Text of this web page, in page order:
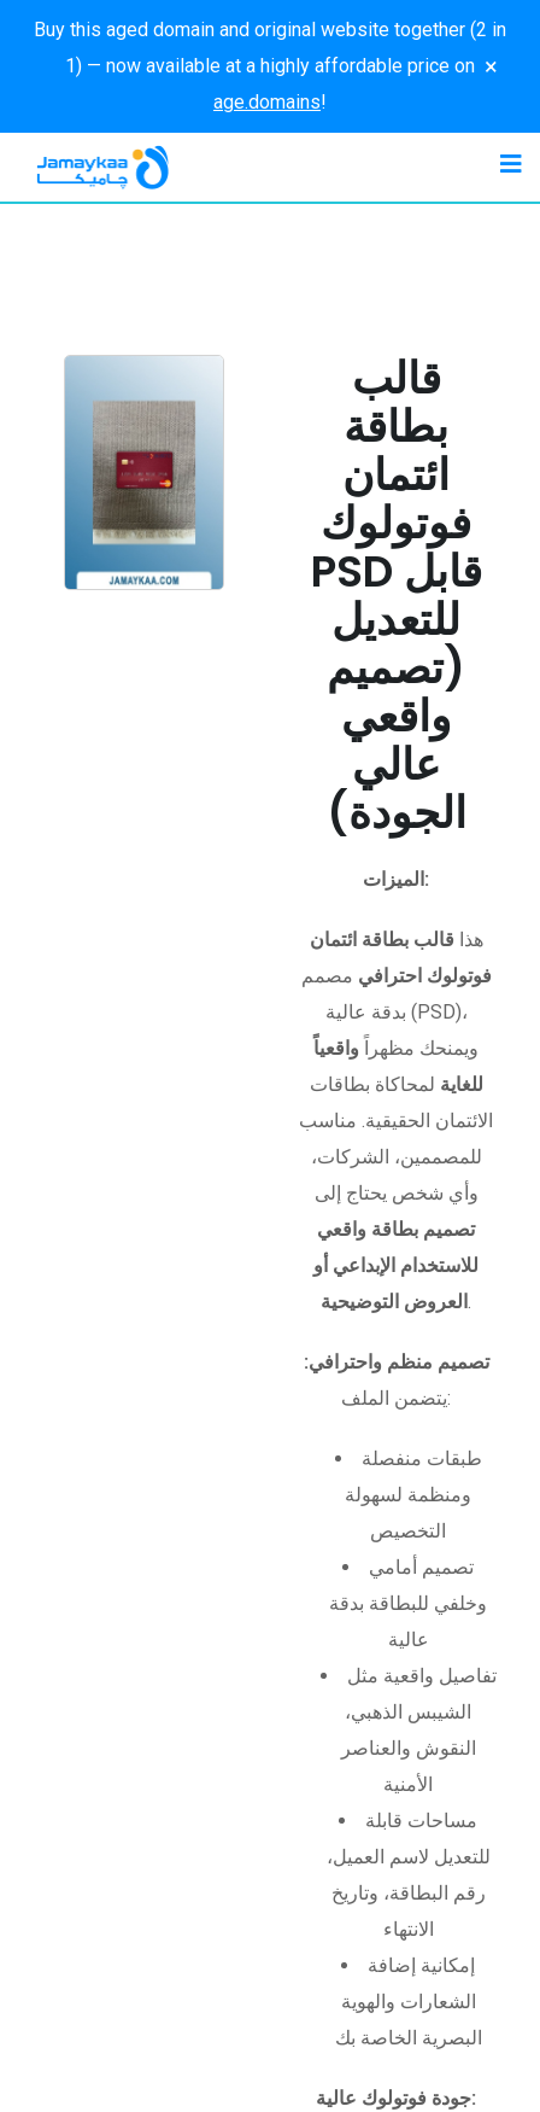
Buy this aged domain and original website together (2 in
1) — now available at a highly affordable price on
age.domains!
×
قالب
بطاقة
ائتمان
فوتولوك
PSD قابل
للتعديل
(تصميم
واقعي
عالي
الجودة)
الميزات:
هذا قالب بطاقة ائتمان
فوتولوك احترافي مصمم
بدقة عالية (PSD)،
ويمنحك مظهراً واقعياً
للغاية لمحاكاة بطاقات
الائتمان الحقيقية. مناسب
للمصممين، الشركات،
وأي شخص يحتاج إلى
تصميم بطاقة واقعي
للاستخدام الإبداعي أو
العروض التوضيحية .
تصميم منظم واحترافي:
يتضمن الملف:
طبقات منفصلة
ومنظمة لسهولة
التخصيص
تصميم أمامي
وخلفي للبطاقة بدقة
عالية
تفاصيل واقعية مثل
الشيبس الذهبي،
النقوش والعناصر
الأمنية
مساحات قابلة
للتعديل لاسم العميل،
رقم البطاقة، وتاريخ
الانتهاء
إمكانية إضافة
الشعارات والهوية
البصرية الخاصة بك
جودة فوتولوك عالية: